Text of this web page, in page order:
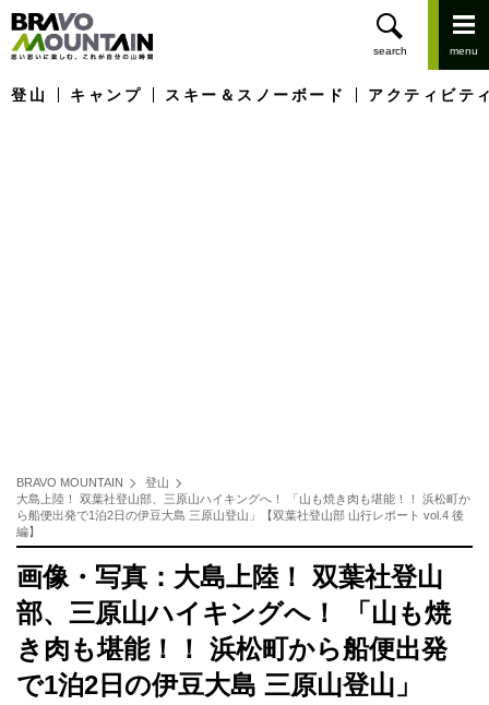
登山 キャンプ スキー＆スノーボード アクティビテ
BRAVO MOUNTAIN
登山
大島上陸！ 双葉社登山部、三原山ハイキングへ！ 「山も焼き肉も堪能！！ 浜松町か
ら船便出発で1泊2日の伊豆大島 三原山登山」【双葉社登山部 山行レポート vol.4 後
編】
画像・写真：大島上陸！ 双葉社登山
部、三原山ハイキングへ！ 「山も焼
き肉も堪能！！ 浜松町から船便出発
で1泊2日の伊豆大島 三原山登山」